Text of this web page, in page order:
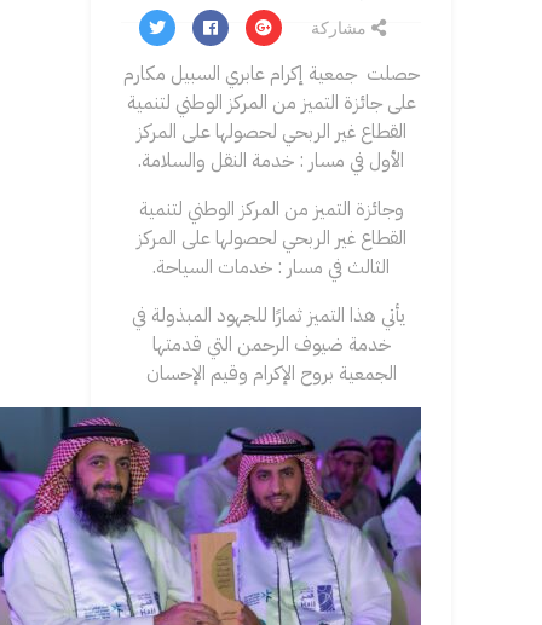
مشاركة
حصلت جمعية إكرام عابري السبيل مكارم
على ‎جائزة التميز من المركز الوطني لتنمية
القطاع غير الربحي لحصولها على المركز
الأول في مسار : خدمة النقل والسلامة.
وجائزة التميز من المركز الوطني لتنمية
القطاع غير الربحي لحصولها على المركز
الثالث في مسار : خدمات السياحة.
يأتي هذا التميز ثمارًا للجهود المبذولة في
خدمة ضيوف الرحمن التي قدمتها
الجمعية بروح الإكرام وقيم الإحسان